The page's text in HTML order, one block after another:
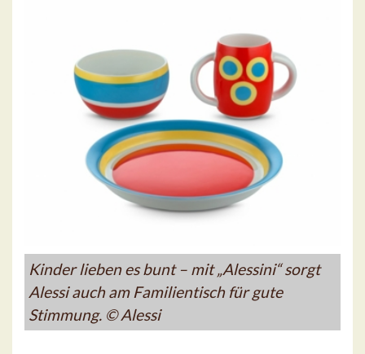
Kinder lieben es bunt – mit „Alessini“ sorgt
Alessi auch am Familientisch für gute
Stimmung. © Alessi